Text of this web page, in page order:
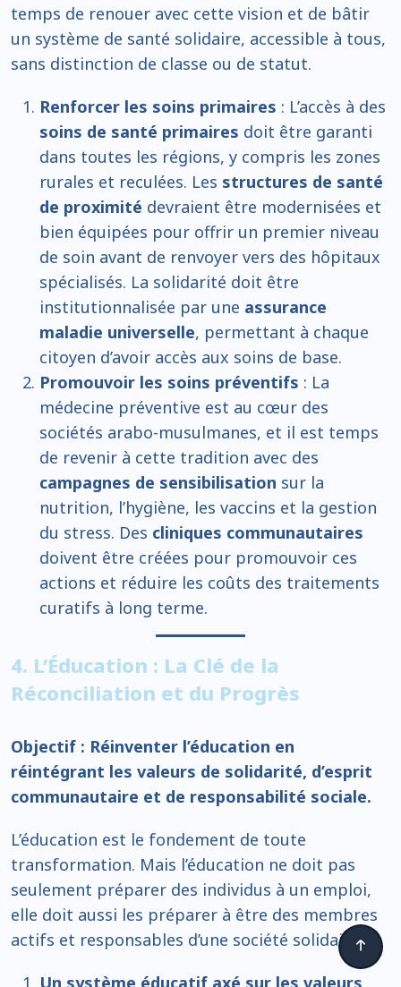
temps de renouer avec cette vision et de bâtir
un système de santé solidaire, accessible à tous,
sans distinction de classe ou de statut.
Renforcer les soins primaires : L’accès à des
soins de santé primaires doit être garanti
dans toutes les régions, y compris les zones
rurales et reculées. Les structures de santé
de proximité devraient être modernisées et
bien équipées pour offrir un premier niveau
de soin avant de renvoyer vers des hôpitaux
spécialisés. La solidarité doit être
institutionnalisée par une assurance
maladie universelle, permettant à chaque
citoyen d’avoir accès aux soins de base.
Promouvoir les soins préventifs : La
médecine préventive est au cœur des
sociétés arabo-musulmanes, et il est temps
de revenir à cette tradition avec des
campagnes de sensibilisation sur la
nutrition, l’hygiène, les vaccins et la gestion
du stress. Des cliniques communautaires
doivent être créées pour promouvoir ces
actions et réduire les coûts des traitements
curatifs à long terme.
4. L’Éducation : La Clé de la
Réconciliation et du Progrès
Objectif : Réinventer l’éducation en
réintégrant les valeurs de solidarité, d’esprit
communautaire et de responsabilité sociale.
L’éducation est le fondement de toute
transformation. Mais l’éducation ne doit pas
seulement préparer des individus à un emploi,
elle doit aussi les préparer à être des membres
actifs et responsables d’une société solidaire.
Un système éducatif axé sur les valeurs